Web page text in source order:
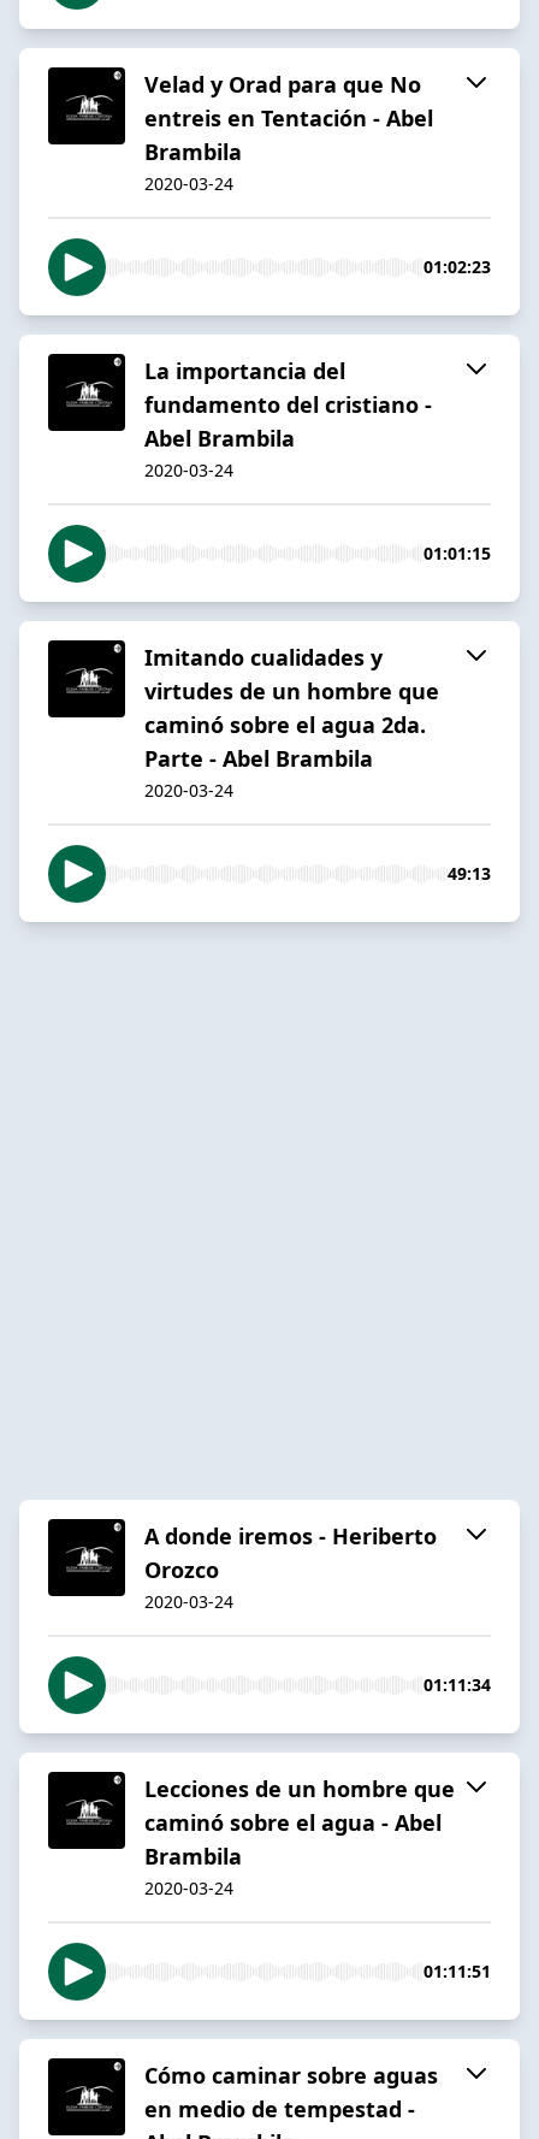
Velad y Orad para que No
entreis en Tentación - Abel
Brambila
2020-03-24
01:02:23
La importancia del
fundamento del cristiano -
Abel Brambila
2020-03-24
01:01:15
Imitando cualidades y
virtudes de un hombre que
caminó sobre el agua 2da.
Parte - Abel Brambila
2020-03-24
49:13
A donde iremos - Heriberto
Orozco
2020-03-24
01:11:34
Lecciones de un hombre que
caminó sobre el agua - Abel
Brambila
2020-03-24
01:11:51
Cómo caminar sobre aguas
en medio de tempestad -